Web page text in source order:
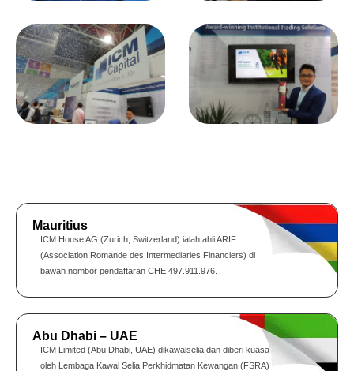
Mauritius
ICM House AG (Zurich, Switzerland) ialah ahli ARIF
(Association Romande des Intermediaries Financiers) di
bawah nombor pendaftaran CHE 497.911.976.
Abu Dhabi – UAE
ICM Limited (Abu Dhabi, UAE) dikawalselia dan diberi kuasa
oleh Lembaga Kawal Selia Perkhidmatan Kewangan (FSRA)